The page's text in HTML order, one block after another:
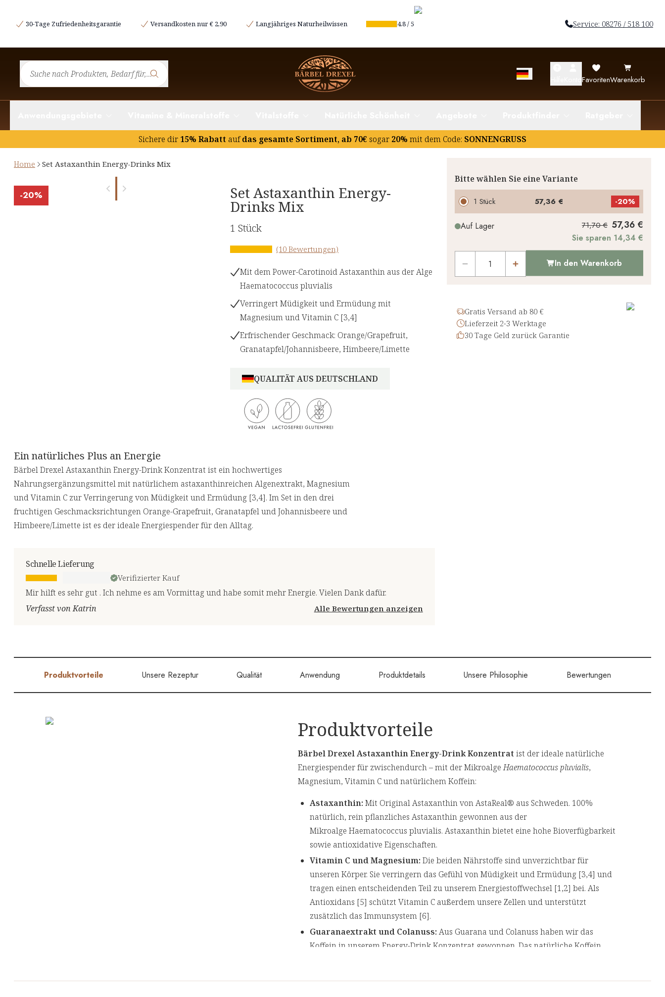
30-Tage Zufriedenheitsgarantie Versandkosten nur € 2,90 Langjähriges Naturheilwissen 4.8/5 Service: 08276 / 518 100
FavoritenWarenkorb
Sichere dir 15% Rabatt aufdas gesamte Sortiment, ab 70€ sogar 20% mit dem Code: SONNENGRUSS
Home Set Astaxanthin Energy-Drinks Mix
-20% Set Astaxanthin Energy-
Drinks Mix
1 Stück
(10 Bewertungen)
Mit dem Power-Carotinoid Astaxanthin aus der Alge
Haematococcus pluvialis
Verringert Müdigkeit und Ermüdung mit
Magnesium und Vitamin C [3,4]
Erfrischender Geschmack: Orange/Grapefruit,
Granatapfel/Johannisbeere, Himbeere/Limette
QUALITÄT AUS DEUTSCHLAND
Bitte wählen Sie eine Variante
1 Stück 57,36 € -20%
Auf Lager 71,70 € 57,36 €
Sie sparen 14,34 €
In den Warenkorb
Gratis Versand ab 80 €
Lieferzeit 2-3 Werktage
30 Tage Geld zurück Garantie
Ein natürliches Plus an Energie
Bärbel Drexel Astaxanthin Energy-Drink Konzentrat ist ein hochwertiges
Nahrungsergänzungsmittel mit natürlichem astaxanthinreichen Algenextrakt, Magnesium
und Vitamin C zur Verringerung von Müdigkeit und Ermüdung [3,4]. Im Set in den drei
fruchtigen Geschmacksrichtungen Orange-Grapefruit, Granatapfel und Johannisbeere und
Himbeere/Limette ist es der ideale Energiespender für den Alltag.
Schnelle Lieferung
Verifizierter Kauf
Mir hilft es sehr gut . Ich nehme es am Vormittag und habe somit mehr Energie. Vielen Dank dafür.
Verfasst von Katrin
Alle Bewertungen anzeigen
Produktvorteile Unsere Rezeptur Qualität Anwendung Produktdetails Unsere Philosophie Bewertungen
Produktvorteile
Bärbel Drexel Astaxanthin Energy-Drink Konzentrat ist der ideale natürliche
Energiespender für zwischendurch – mit der MikroalgeHaematococcus pluvialis,
Magnesium, Vitamin C und natürlichem Koffein:
Astaxanthin: Mit Original Astaxanthin von AstaReal® aus Schweden. 100%
natürlich, rein pflanzliches Astaxanthin gewonnen aus der
Mikroalge Haematococcus pluvialis. Astaxanthin bietet eine hohe Bioverfügbarkeit
sowie antioxidative Eigenschaften.
Vitamin C und Magnesium: Die beiden Nährstoffe sind unverzichtbar für
unseren Körper. Sie verringern das Gefühl von Müdigkeit und Ermüdung [3,4] und
tragen einen entscheidenden Teil zu unserem Energiestoffwechsel [1,2] bei. Als
Antioxidans [5] schützt Vitamin C außerdem unsere Zellen und unterstützt
zusätzlich das Immunsystem [6].
Guaranaextrakt und Colanuss: Aus Guarana und Colanuss haben wir das
Koffein in unserem Energy-Drink Konzentrat gewonnen. Das natürliche Koffein
Das Set enthält